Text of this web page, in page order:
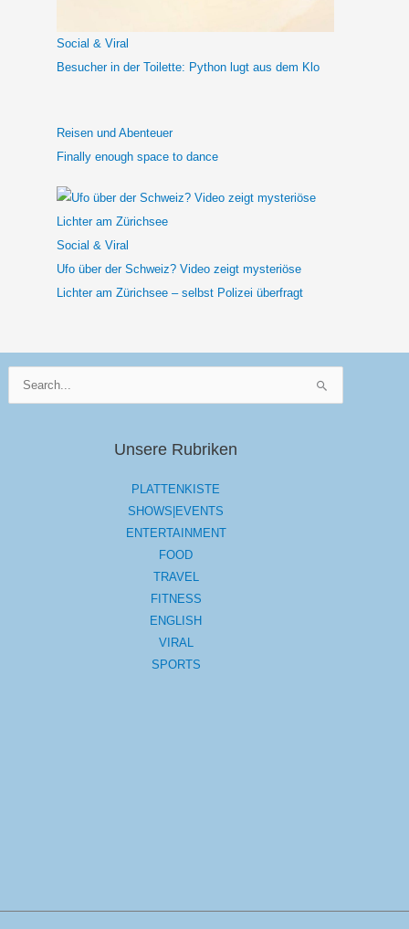
h
Social & Viral
Besucher in der Toilette: Python lugt aus dem Klo
Reisen und Abenteuer
Finally enough space to dance
Social & Viral
Ufo über der Schweiz? Video zeigt mysteriöse
Lichter am Zürichsee – selbst Polizei überfragt
Unsere Rubriken
PLATTENKISTE
SHOWS|EVENTS
ENTERTAINMENT
FOOD
TRAVEL
FITNESS
ENGLISH
VIRAL
SPORTS